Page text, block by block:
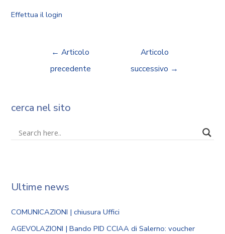
Effettua il login
← Articolo
precedente
Articolo
successivo →
cerca nel sito
Ultime news
COMUNICAZIONI | chiusura Uffici
AGEVOLAZIONI | Bando PID CCIAA di Salerno: voucher